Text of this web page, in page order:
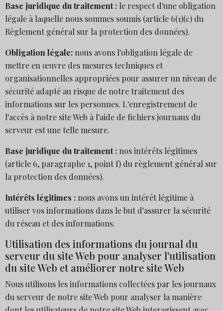
Base juridique du traitement : le respect d'une obligation
légale à laquelle nous sommes soumis (article 6(1)(c) du
Règlement général sur la protection des données).
Obligation légale: nous avons l'obligation légale de
mettre en œuvre des mesures techniques et
organisationnelles appropriées pour assurer un niveau de
sécurité adapté au risque de notre traitement des
informations sur les personnes. L'enregistrement de
l'accès à notre site Web à l'aide de fichiers journaux du
serveur est une telle mesure.
Base juridique du traitement : nos intérêts légitimes
(article 6, paragraphe 1, point f) du règlement général sur
la protection des données).
Intérêts légitimes : nous avons un intérêt légitime à
utiliser vos informations dans le but d'assurer la sécurité
du réseau et des informations.
Utilisation des informations du journal du
serveur du site Web pour analyser l'utilisation
du site Web et améliorer notre site Web
Nous utilisons les informations collectées par les journaux
du serveur de notre site Web pour analyser la manière